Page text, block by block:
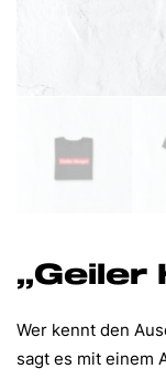
„Geiler
Wer kennt den
sagt es mit einem